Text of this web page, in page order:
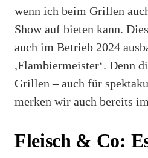
wenn ich beim Grillen
Show auf bieten kann.
auch im Betrieb 2024
,Flambiermeister‘. Denn
Grillen – auch für
merken wir auch bereits
Fleisch & Co: